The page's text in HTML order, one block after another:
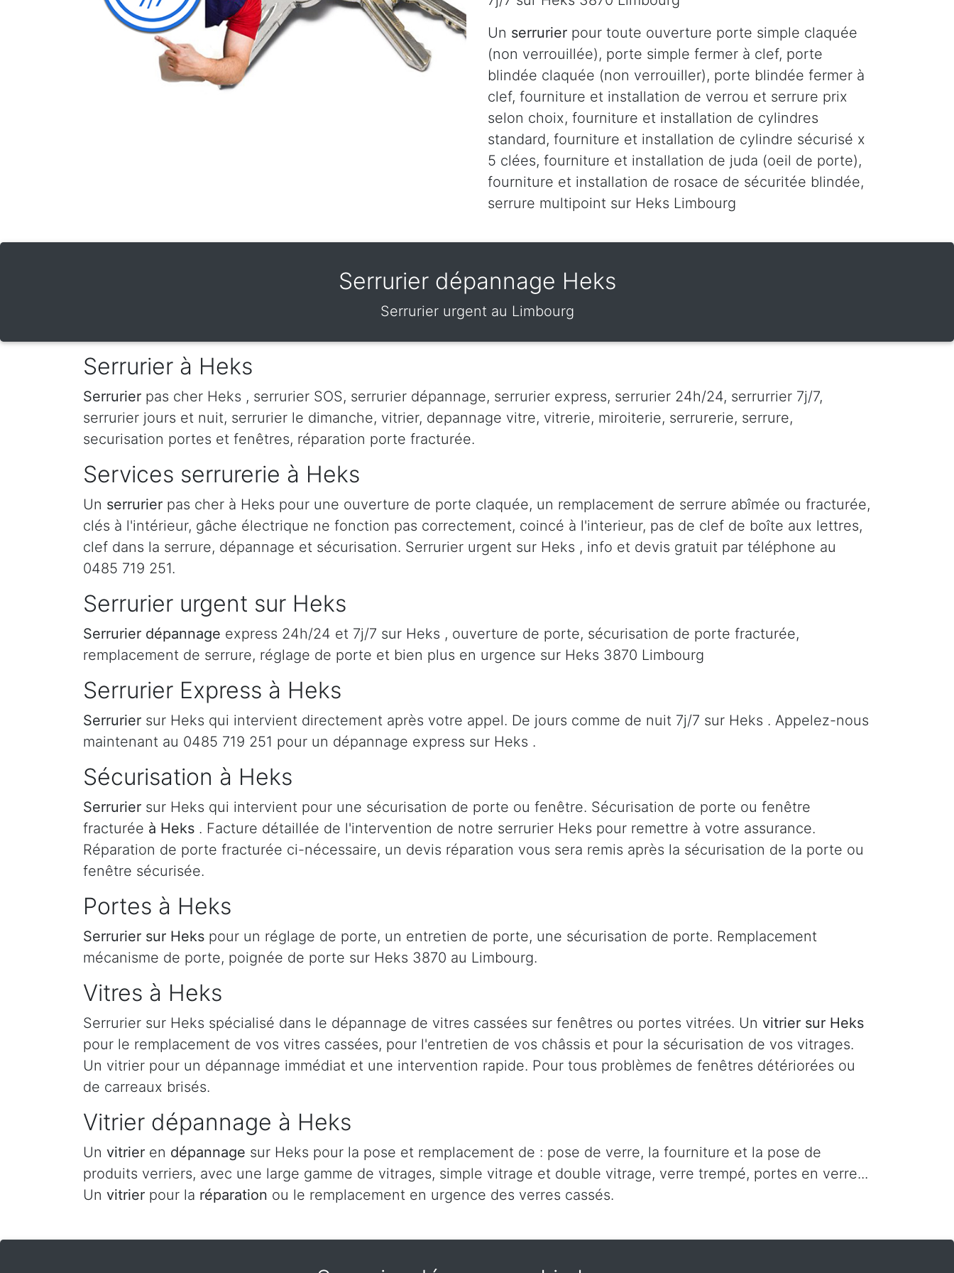
Un serrurier pour toute ouverture porte simple claquée
(non verrouillée), porte simple fermer à clef, porte
blindée claquée (non verrouiller), porte blindée fermer à
clef, fourniture et installation de verrou et serrure prix
selon choix, fourniture et installation de cylindres
standard, fourniture et installation de cylindre sécurisé x
5 clées, fourniture et installation de juda (oeil de porte),
fourniture et installation de rosace de sécuritée blindée,
serrure multipoint sur Heks Limbourg
Serrurier dépannage Heks
Serrurier urgent au Limbourg
Serrurier à Heks
Serrurier pas cher Heks , serrurier SOS, serrurier dépannage, serrurier express, serrurier 24h/24, serrurrier 7j/7,
serrurier jours et nuit, serrurier le dimanche, vitrier, depannage vitre, vitrerie, miroiterie, serrurerie, serrure,
securisation portes et fenêtres, réparation porte fracturée.
Services serrurerie à Heks
Un serrurier pas cher à Heks pour une ouverture de porte claquée, un remplacement de serrure abîmée ou fracturée,
clés à l'intérieur, gâche électrique ne fonction pas correctement, coincé à l'interieur, pas de clef de boîte aux lettres,
clef dans la serrure, dépannage et sécurisation. Serrurier urgent sur Heks , info et devis gratuit par téléphone au
0485 719 251.
Serrurier urgent sur Heks
Serrurier dépannage express 24h/24 et 7j/7 sur Heks , ouverture de porte, sécurisation de porte fracturée,
remplacement de serrure, réglage de porte et bien plus en urgence sur Heks 3870 Limbourg
Serrurier Express à Heks
Serrurier sur Heks qui intervient directement après votre appel. De jours comme de nuit 7j/7 sur Heks . Appelez-nous
maintenant au 0485 719 251 pour un dépannage express sur Heks .
Sécurisation à Heks
Serrurier sur Heks qui intervient pour une sécurisation de porte ou fenêtre. Sécurisation de porte ou fenêtre
fracturée à Heks . Facture détaillée de l'intervention de notre serrurier Heks pour remettre à votre assurance.
Réparation de porte fracturée ci-nécessaire, un devis réparation vous sera remis après la sécurisation de la porte ou
fenêtre sécurisée.
Portes à Heks
Serrurier sur Heks pour un réglage de porte, un entretien de porte, une sécurisation de porte. Remplacement
mécanisme de porte, poignée de porte sur Heks 3870 au Limbourg.
Vitres à Heks
Serrurier sur Heks spécialisé dans le dépannage de vitres cassées sur fenêtres ou portes vitrées. Un vitrier sur Heks
pour le remplacement de vos vitres cassées, pour l'entretien de vos châssis et pour la sécurisation de vos vitrages.
Un vitrier pour un dépannage immédiat et une intervention rapide. Pour tous problèmes de fenêtres détériorées ou
de carreaux brisés.
Vitrier dépannage à Heks
Un vitrier en dépannage sur Heks pour la pose et remplacement de : pose de verre, la fourniture et la pose de
produits verriers, avec une large gamme de vitrages, simple vitrage et double vitrage, verre trempé, portes en verre...
Un vitrier pour la réparation ou le remplacement en urgence des verres cassés.